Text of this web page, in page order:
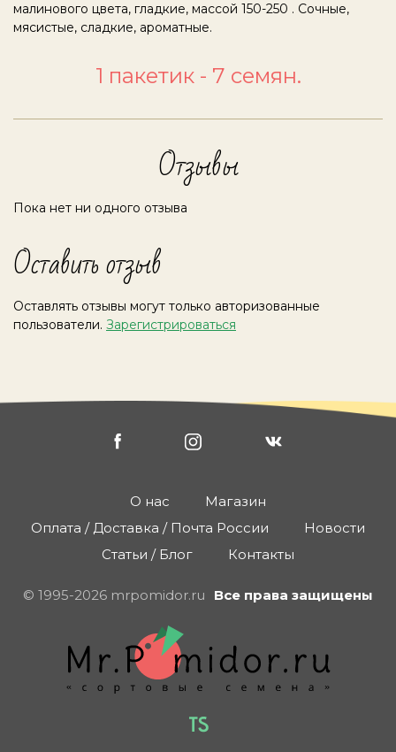
малинового цвета, гладкие, массой 150-250 . Сочные,
мясистые, сладкие, ароматные.
1 пакетик - 7 семян.
Отзывы
Пока нет ни одного отзыва
Оставить отзыв
Оставлять отзывы могут только авторизованные
пользователи. Зарегистрироваться
О нас
Магазин
Оплата / Доставка / Почта России
Новости
Статьи / Блог
Контакты
© 1995-2026 mrpomidor.ru Все права защищены